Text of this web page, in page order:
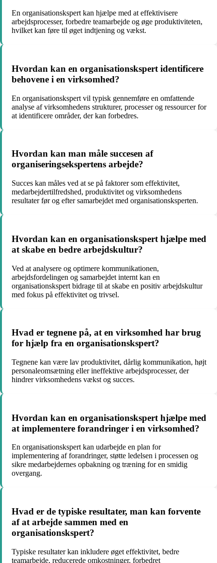
En organisationskspert kan hjælpe med at effektivisere
arbejdsprocesser, forbedre teamarbejde og øge produktiviteten,
hvilket kan føre til øget indtjening og vækst.
Hvordan kan en organisationskspert identificere
behovene i en virksomhed?
En organisationskspert vil typisk gennemføre en omfattende
analyse af virksomhedens strukturer, processer og ressourcer for
at identificere områder, der kan forbedres.
Hvordan kan man måle succesen af
organiseringsekspertens arbejde?
Succes kan måles ved at se på faktorer som effektivitet,
medarbejdertilfredshed, produktivitet og virksomhedens
resultater før og efter samarbejdet med organisationsksperten.
Hvordan kan en organisationskspert hjælpe med
at skabe en bedre arbejdskultur?
Ved at analysere og optimere kommunikationen,
arbejdsfordelingen og samarbejdet internt kan en
organisationskspert bidrage til at skabe en positiv arbejdskultur
med fokus på effektivitet og trivsel.
Hvad er tegnene på, at en virksomhed har brug
for hjælp fra en organisationskspert?
Tegnene kan være lav produktivitet, dårlig kommunikation, højt
personaleomsætning eller ineffektive arbejdsprocesser, der
hindrer virksomhedens vækst og succes.
Hvordan kan en organisationskspert hjælpe med
at implementere forandringer i en virksomhed?
En organisationskspert kan udarbejde en plan for
implementering af forandringer, støtte ledelsen i processen og
sikre medarbejdernes opbakning og træning for en smidig
overgang.
Hvad er de typiske resultater, man kan forvente
af at arbejde sammen med en
organisationskspert?
Typiske resultater kan inkludere øget effektivitet, bedre
teamarbejde, reducerede omkostninger, forbedret